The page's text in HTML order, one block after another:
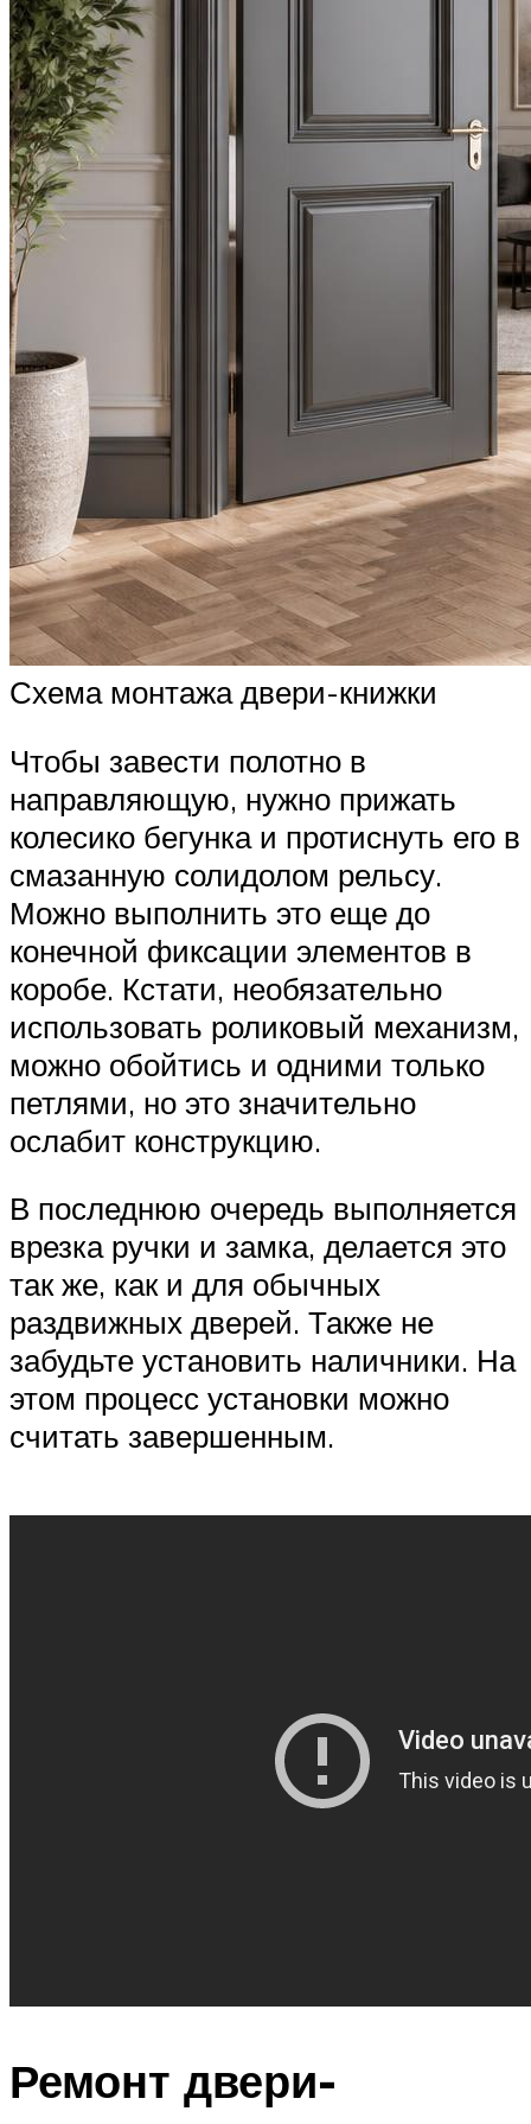
Схема монтажа двери-книжки
Чтобы завести полотно в
направляющую, нужно прижать
колесико бегунка и протиснуть его в
смазанную солидолом рельсу.
Можно выполнить это еще до
конечной фиксации элементов в
коробе. Кстати, необязательно
использовать роликовый механизм,
можно обойтись и одними только
петлями, но это значительно
ослабит конструкцию.
В последнюю очередь выполняется
врезка ручки и замка, делается это
так же, как и для обычных
раздвижных дверей. Также не
забудьте установить наличники. На
этом процесс установки можно
считать завершенным.
Ремонт двери-